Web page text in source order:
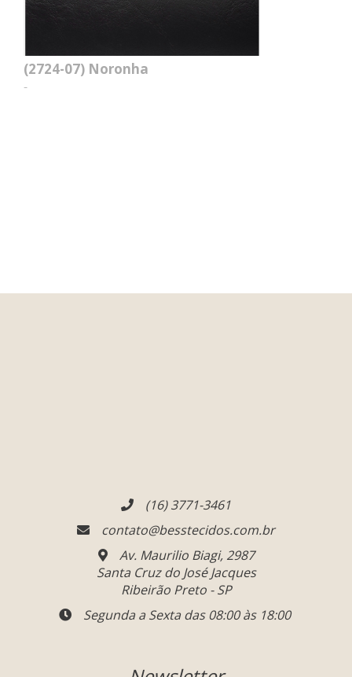
(2724-07) Noronha
-
(16) 3771-3461
contato@besstecidos.com.br
Av. Maurilio Biagi, 2987
Santa Cruz do José Jacques
Ribeirão Preto - SP
Segunda a Sexta das 08:00 às 18:00